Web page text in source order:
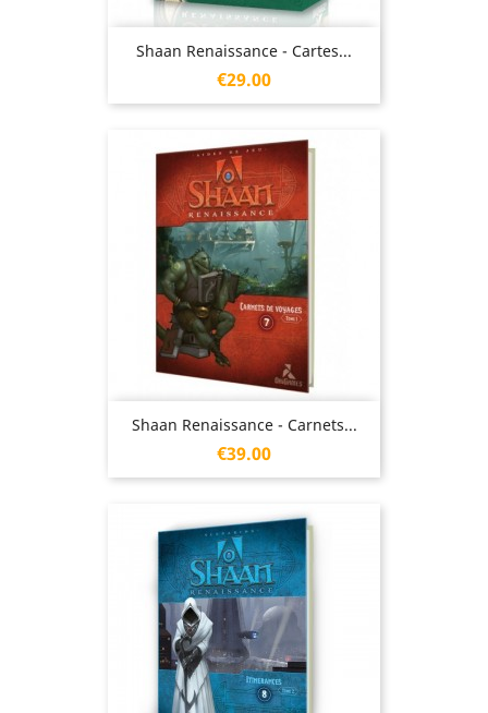
Shaan Renaissance - Cartes...
Price
€29.00
Shaan Renaissance - Carnets...
Price
€39.00